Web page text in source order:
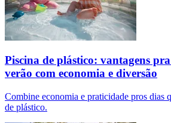
Piscina de plástico: vantagens
verão com economia e diversão
Combine economia e praticidade pros dias
de plástico.